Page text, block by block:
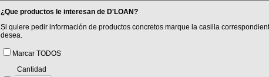
¿Que productos le interesan de D'LOAN?
Si quiere pedir información de productos concretos marque la casilla
desea.
Marcar TODOS
Cantidad